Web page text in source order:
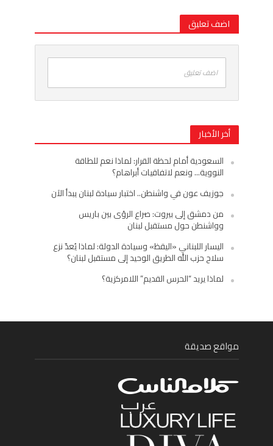
اضف تعليق
اضف تعليق
أخر الأخبار
السعودية أمام لحظة القرار: لماذا نعم للطاقة
النووية… ونعم لاتفاقيات أبراهام؟
جوزيف عون في واشنطن.. اختبار سيادة لبنان يبدأ الآن
من دمشق إلى بيروت: صراع الرؤى بين باريس
وواشنطن حول مستقبل لبنان
اليسار اللبناني «اليقظ» وسيادة الدولة: لماذا يُعدّ نزع
سلاح حزب الله الطريق الوحيد إلى مستقبل لبنان؟
لماذا يريد “الحرس القديم” اللامركزية؟
مواقع صديقة